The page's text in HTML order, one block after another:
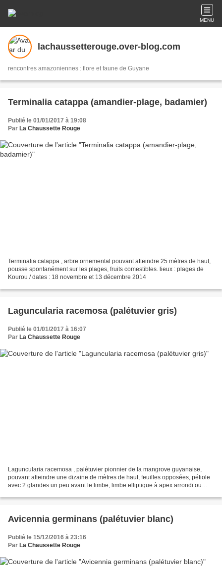
MENU
lachaussetterouge.over-blog.com
rencontres amazoniennes : flore et faune de Guyane
Terminalia catappa (amandier-plage, badamier)
Publié le 01/01/2017 à 19:08
Par La Chaussette Rouge
Terminalia catappa , arbre ornemental pouvant atteindre 25 mètres de haut,
pousse spontanément sur les plages, fruits comestibles. lieux : plages de
Kourou / dates : 18 novembre et 13 décembre 2014
Laguncularia racemosa (palétuvier gris)
Publié le 01/01/2017 à 16:07
Par La Chaussette Rouge
Laguncularia racemosa , palétuvier pionnier de la mangrove guyanaise,
pouvant atteindre une dizaine de mètres de haut, feuilles opposées, pétiole
avec 2 glandes un peu avant le limbe, limbe elliptique à apex arrondi ou
Avicennia germinans (palétuvier blanc)
Publié le 15/12/2016 à 23:16
Par La Chaussette Rouge